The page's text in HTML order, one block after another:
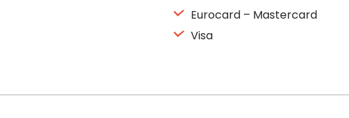
Eurocard – Mastercard
Visa